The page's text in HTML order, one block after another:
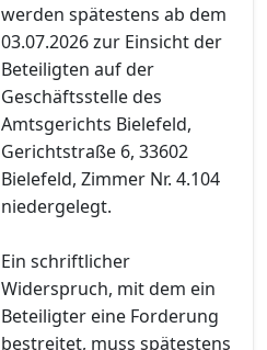
werden spätestens ab dem
03.07.2026 zur Einsicht der
Beteiligten auf der
Geschäftsstelle des
Amtsgerichts Bielefeld,
Gerichtstraße 6, 33602
Bielefeld, Zimmer Nr. 4.104
niedergelegt.
Ein schriftlicher
Widerspruch, mit dem ein
Beteiligter eine Forderung
bestreitet, muss spätestens